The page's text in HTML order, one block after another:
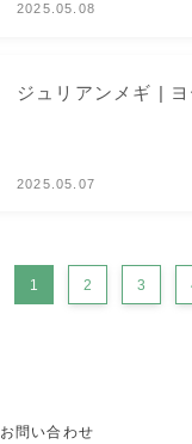
2025.05.08
ジュリアンメギ |
2025.05.07
1 2 3
お問い合わせ